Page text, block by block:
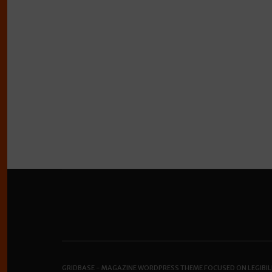
GRIDBASE - MAGAZINE WORDPRESS THEME FOCUSED ON